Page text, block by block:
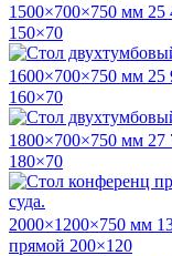
1500×700×750 мм 25
150×70
1600×700×750 мм 25
160×70
1800×700×750 мм 27
180×70
2000×1200×750 мм
прямой 200×120